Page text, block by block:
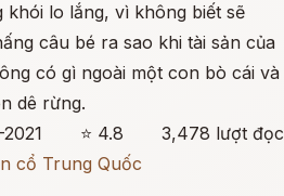
khói lo lắng, vì không biết sẽ
câu bé ra sao khi tài sản của
có gì ngoài một con bò cái và
dê rừng.
⭐ 4.8
3,478 lượt đọc
cổ Trung Quốc